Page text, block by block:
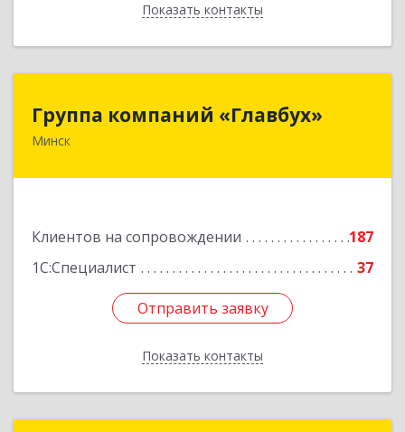
Показать контакты
Назад
Группа компаний «Главбух»
Минск
Клиентов на сопровождении
187
1С:Специалист
37
Отправить заявку
Показать контакты
Группа компаний «Главбух»
Отправить заявку
Назад